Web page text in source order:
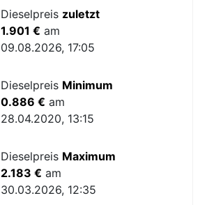
Dieselpreis zuletzt
1.901 € am
09.08.2026, 17:05
Dieselpreis Minimum
0.886 € am
28.04.2020, 13:15
Dieselpreis Maximum
2.183 € am
30.03.2026, 12:35